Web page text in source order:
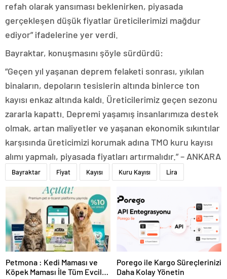
refah olarak yansıması beklenirken, piyasada
gerçekleşen düşük fiyatlar üreticilerimizi mağdur
ediyor” ifadelerine yer verdi.
Bayraktar, konuşmasını şöyle sürdürdü:
“Geçen yıl yaşanan deprem felaketi sonrası, yıkılan
binaların, depoların tesislerin altında binlerce ton
kayısı enkaz altında kaldı. Üreticilerimiz geçen sezonu
zararla kapattı. Depremi yaşamış insanlarımıza destek
olmak, artan maliyetler ve yaşanan ekonomik sıkıntılar
karşısında üreticimizi korumak adına TMO kuru kayısı
alımı yapmalı, piyasada fiyatları artırmalıdır.” – ANKARA
Bayraktar Fiyat Kayısı Kuru Kayısı Lira
Petmona : Kedi Maması ve
Köpek Maması İle Tüm Evcil
Porego ile Kargo Süreçlerinizi
Daha Kolay Yönetin